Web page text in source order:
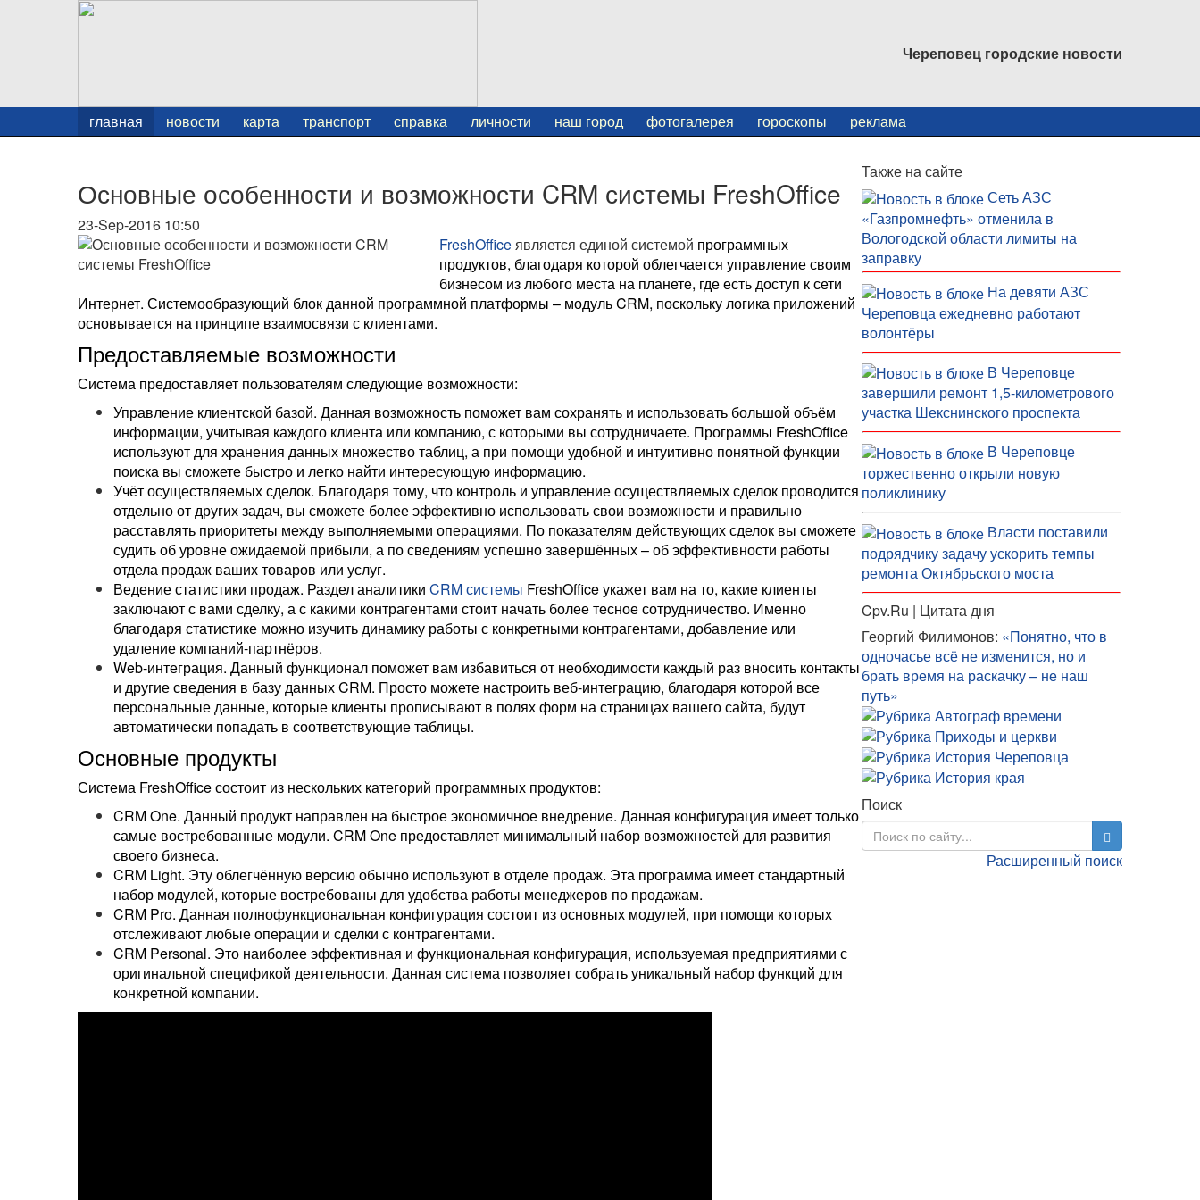
Череповец городские новости
главная новости карта транспорт справка личности наш город фотогалерея гороскопы реклама
Основные особенности и возможности CRM системы FreshOffice
23-Sep-2016 10:50
FreshOfficeявляется единой системой программных
продуктов, благодаря которой облегчается управление своим
бизнесом из любого места на планете, где есть доступ к сети
Интернет. Системообразующий блок данной программной платформы – модуль CRM, поскольку логика приложений
основывается на принципе взаимосвязи с клиентами.
Предоставляемые возможности
Система предоставляет пользователям следующие возможности:
Управление клиентской базой. Данная возможность поможет вам сохранять и использовать большой объём
информации, учитывая каждого клиента или компанию, с которыми вы сотрудничаете. Программы FreshOffice
используют для хранения данных множество таблиц, а при помощи удобной и интуитивно понятной функции
поиска вы сможете быстро и легко найти интересующую информацию.
Учёт осуществляемых сделок. Благодаря тому, что контроль и управление осуществляемых сделок проводится
отдельно от других задач, вы сможете более эффективно использовать свои возможности и правильно
расставлять приоритеты между выполняемыми операциями. По показателям действующих сделок вы сможете
судить об уровне ожидаемой прибыли, а по сведениям успешно завершённых – об эффективности работы
отдела продаж ваших товаров или услуг.
Ведение статистики продаж. Раздел аналитики CRM системы FreshOffice укажет вам на то, какие клиенты
заключают с вами сделку, а с какими контрагентами стоит начать более тесное сотрудничество. Именно
благодаря статистике можно изучить динамику работы с конкретными контрагентами, добавление или
удаление компаний-партнёров.
Web-интеграция. Данный функционал поможет вам избавиться от необходимости каждый раз вносить контакты
и другие сведения в базу данных CRM. Просто можете настроить веб-интеграцию, благодаря которой все
персональные данные, которые клиенты прописывают в полях форм на страницах вашего сайта, будут
автоматически попадать в соответствующие таблицы.
Основные продукты
Система FreshOffice состоит из нескольких категорий программных продуктов:
CRM One. Данный продукт направлен на быстрое экономичное внедрение. Данная конфигурация имеет только
самые востребованные модули. CRM One предоставляет минимальный набор возможностей для развития
своего бизнеса.
CRM Light. Эту облегчённую версию обычно используют в отделе продаж. Эта программа имеет стандартный
набор модулей, которые востребованы для удобства работы менеджеров по продажам.
CRM Pro. Данная полнофункциональная конфигурация состоит из основных модулей, при помощи которых
отслеживают любые операции и сделки с контрагентами.
CRM Personal. Это наиболее эффективная и функциональная конфигурация, используемая предприятиями с
оригинальной спецификой деятельности. Данная система позволяет собрать уникальный набор функций для
конкретной компании.
Также на сайте
Сеть АЗС
«Газпромнефть» отменила в
Вологодской области лимиты на
заправку
На девяти АЗС
Череповца ежедневно работают
волонтёры
В Череповце
завершили ремонт 1,5-километрового
участка Шекснинского проспекта
В Череповце
торжественно открыли новую
поликлинику
Власти поставили
подрядчику задачу ускорить темпы
ремонта Октябрьского моста
Cpv.Ru | Цитата дня
Георгий Филимонов: «Понятно, что в
одночасье всё не изменится, но и
брать время на раскачку – не наш
путь»
Поиск
Расширенный поиск